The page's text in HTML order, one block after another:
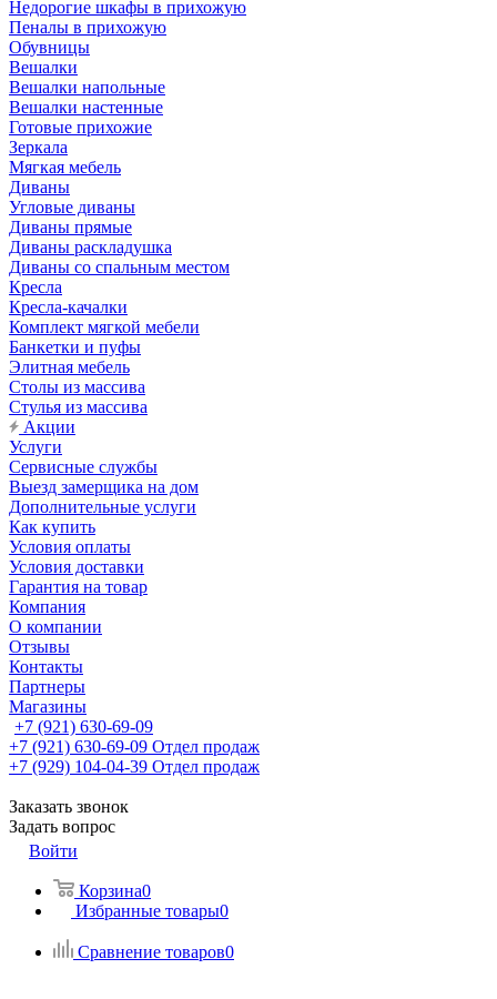
Недорогие шкафы в прихожую
Пеналы в прихожую
Обувницы
Вешалки
Вешалки напольные
Вешалки настенные
Готовые прихожие
Зеркала
Мягкая мебель
Диваны
Угловые диваны
Диваны прямые
Диваны раскладушка
Диваны со спальным местом
Кресла
Кресла-качалки
Комплект мягкой мебели
Банкетки и пуфы
Элитная мебель
Столы из массива
Стулья из массива
Акции
Услуги
Сервисные службы
Выезд замерщика на дом
Дополнительные услуги
Как купить
Условия оплаты
Условия доставки
Гарантия на товар
Компания
О компании
Отзывы
Контакты
Партнеры
Магазины
+7 (921) 630-69-09
+7 (921) 630-69-09 Отдел продаж
+7 (929) 104-04-39 Отдел продаж
Заказать звонок
Задать вопрос
Войти
Корзина0
Избранные товары0
Сравнение товаров0